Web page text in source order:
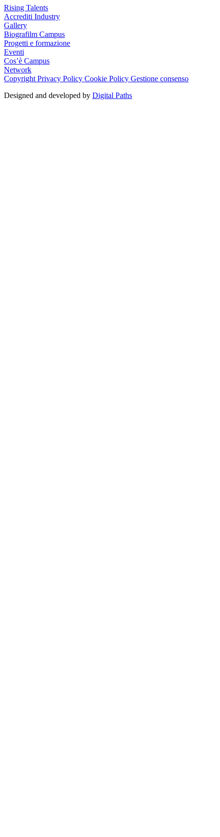
Rising Talents
Accrediti Industry
Gallery
Biografilm Campus
Progetti e formazione
Eventi
Cos’è Campus
Network
Copyright Privacy Policy Cookie Policy Gestione consenso
Designed and developed by Digital Paths